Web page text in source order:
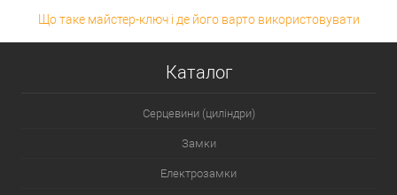
Що таке майстер-ключ і де його варто використовувати
Каталог
Серцевини (циліндри)
Замки
Електрозамки